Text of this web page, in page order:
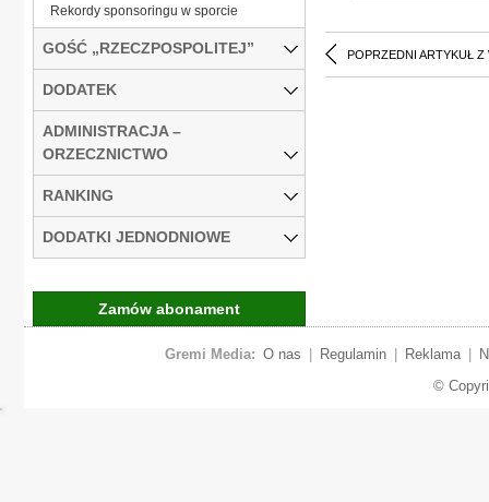
POPRZEDNI ARTYKUŁ Z
Rekordy sponsoringu w sporcie
GOŚĆ „RZECZPOSPOLITEJ”
DODATEK
ADMINISTRACJA –
ORZECZNICTWO
RANKING
DODATKI JEDNODNIOWE
Zamów abonament
Gremi Media: O nas Regulamin Reklama
©